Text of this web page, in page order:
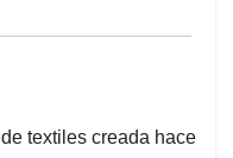
textiles creada hace